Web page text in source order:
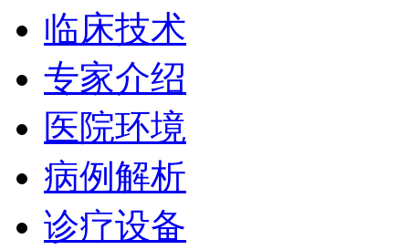
临床技术
专家介绍
医院环境
病例解析
诊疗设备